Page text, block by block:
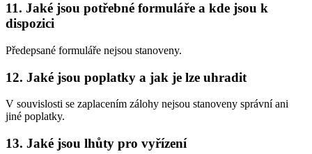
11. Jaké jsou potřebné formuláře a kde jsou k
dispozici
Předepsané formuláře nejsou stanoveny.
12. Jaké jsou poplatky a jak je lze uhradit
V souvislosti se zaplacením zálohy nejsou stanoveny správní ani
jiné poplatky.
13. Jaké jsou lhůty pro vyřízení